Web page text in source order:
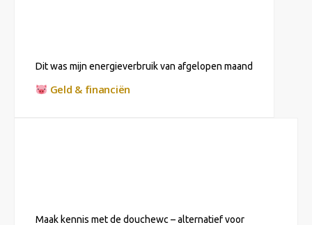
Dit was mijn energieverbruik van afgelopen maand
Geld & financiën
Maak kennis met de douchewc – alternatief voor